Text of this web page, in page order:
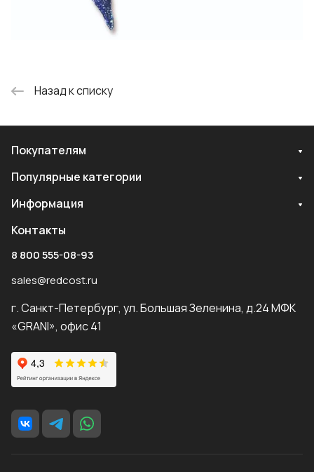
Назад к списку
Покупателям
Популярные категории
Информация
Контакты
8 800 555-08-93
sales@redcost.ru
г. Санкт-Петербург, ул. Большая Зеленина, д.24 МФК
«GRANI», офис 41